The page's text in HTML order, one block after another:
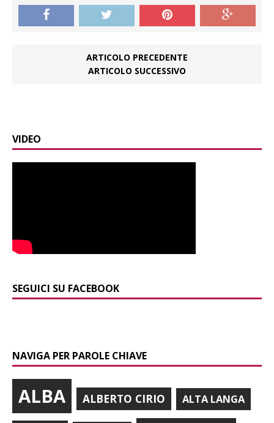
ARTICOLO PRECEDENTE
ARTICOLO SUCCESSIVO
VIDEO
SEGUICI SU FACEBOOK
NAVIGA PER PAROLE CHIAVE
ALBA ALBERTO CIRIO ALTA LANGA